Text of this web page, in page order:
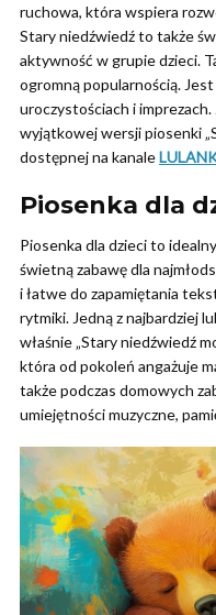
ruchowa, która wspiera
Stary niedźwiedź to także
aktywność w grupie dzieci.
ogromną popularnością.
uroczystościach i imprezach.
wyjątkowej wersji piosenki
dostępnej na kanale
Piosenka dla
Piosenka dla dzieci to
świetną zabawę dla
i łatwe do zapamiętania
rytmiki. Jedną z najbardziej
właśnie „Stary niedźwiedź
która od pokoleń angażuje
także podczas domowych
umiejętności muzyczne,